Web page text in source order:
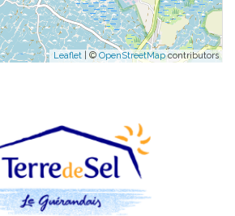
Leaflet | © OpenStreetMapcontributors